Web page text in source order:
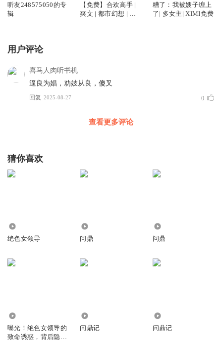
听友248575050的专
辑
【免费】合欢高手 |
爽文 | 都市幻想 | 逆
糟了：我被嫂子缠上
了| 多女主| XIMI免费
用户评论
喜马人肉听书机
逼良为娼，劝妓从良，傻叉
回复 2025-08-27 0
查看更多评论
猜你喜欢
绝色女领导 问鼎 问鼎
曝光！绝色女领导的
致命诱惑，背后隐藏
问鼎记 问鼎记